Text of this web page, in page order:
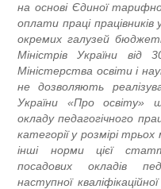
на основі Єдиної
оплати праці працівників
окремих галузей
Міністрів України
Міністерства освіти і
не дозволяють
України «Про освіту»
окладу педагогічного
категорії у розмірі
інші норми цієї
посадових окладів
наступної